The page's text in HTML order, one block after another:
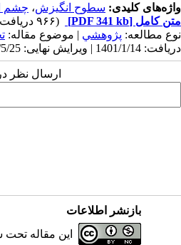
واژه‌های کلیدی: سطوح انگیزش، چشم
متن کامل [PDF 341 kb]
(۹۶۶ دریافت)
نوع مطالعه: پژوهشي | موضوع مقاله:
دریافت: 1401/1/14 | ویرایش نهایی: 1401/5/25 | پذیرش: 1400/12/10 | انتشار: 1400/12/10
ارسال نظر
بازنشر اطلاعات
این مقاله